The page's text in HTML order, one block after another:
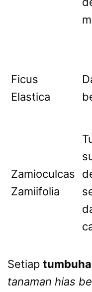
Ficus
Elastica
Zamioculcas
Zamiifolia
Setiap
tanaman hias